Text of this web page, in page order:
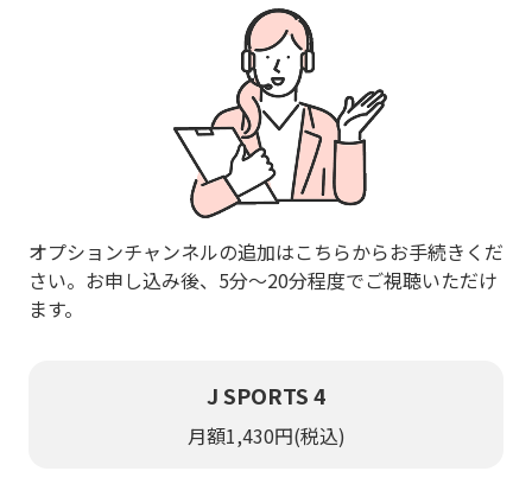
オプションチャンネルの追加はこちらからお手続きくだ
さい。お申し込み後、5分～20分程度でご視聴いただけ
ます。
J SPORTS 4
月額1,430円(税込)